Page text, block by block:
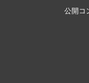
公開コ